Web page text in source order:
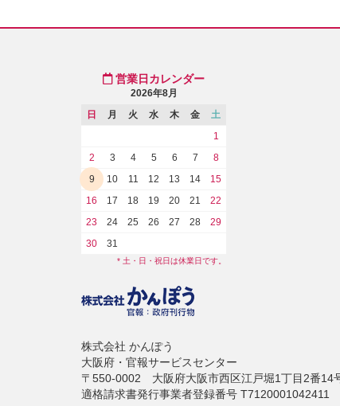
営業日カレンダー
2026年8月
日
月 火 水 木 金
土
1
2
3 4 5 6 7
8
9
10 11 12 13 14
15
16
17 18 19 20 21
22
23
24 25 26 27 28
29
30
31
* 土・日・祝日は休業日です。
株式会社 かんぽう
大阪府・官報サービスセンター
〒550-0002 大阪府大阪市西区江戸堀1丁目2番14
適格請求書発行事業者登録番号 T7120001042411